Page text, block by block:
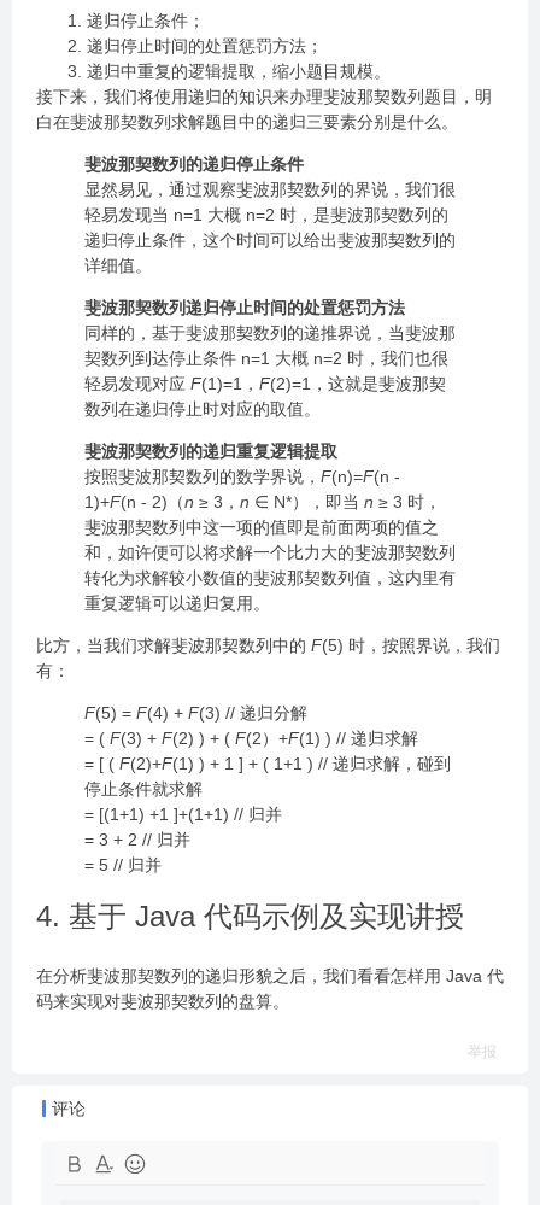
递归停止条件；
递归停止时间的处置惩罚方法；
递归中重复的逻辑提取，缩小题目规模。
接下来，我们将使用递归的知识来办理斐波那契数列题目，明
白在斐波那契数列求解题目中的递归三要素分别是什么。
斐波那契数列的递归停止条件
显然易见，通过观察斐波那契数列的界说，我们很
轻易发现当 n=1 大概 n=2 时，是斐波那契数列的
递归停止条件，这个时间可以给出斐波那契数列的
详细值。
斐波那契数列递归停止时间的处置惩罚方法
同样的，基于斐波那契数列的递推界说，当斐波那
契数列到达停止条件 n=1 大概 n=2 时，我们也很
轻易发现对应 F(1)=1， F(2)=1，这就是斐波那契
数列在递归停止时对应的取值。
斐波那契数列的递归重复逻辑提取
按照斐波那契数列的数学界说， F(n)=F(n -
1)+F(n - 2)（n ≥ 3， n ∈ N*），即当 n ≥ 3 时，
斐波那契数列中这一项的值即是前面两项的值之
和，如许便可以将求解一个比力大的斐波那契数列
转化为求解较小数值的斐波那契数列值，这内里有
重复逻辑可以递归复用。
比方，当我们求解斐波那契数列中的 F(5) 时，按照界说，我们
有：
F(5) = F(4) + F(3) // 递归分解
= ( F(3) + F(2) ) + ( F(2）+F(1) ) // 递归求解
= [ ( F(2)+F(1) ) + 1 ] + ( 1+1 ) // 递归求解，碰到
停止条件就求解
= [(1+1) +1 ]+(1+1) // 归并
= 3 + 2 // 归并
= 5 // 归并
4. 基于 Java 代码示例及实现讲授
在分析斐波那契数列的递归形貌之后，我们看看怎样用 Java 代
码来实现对斐波那契数列的盘算。
举报
评论